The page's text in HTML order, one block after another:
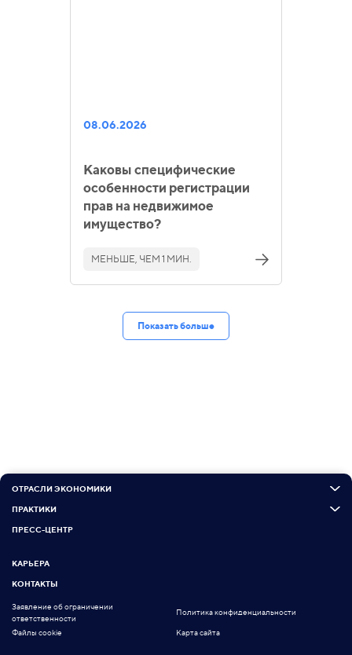
08.06.2026
Каковы специфические
особенности регистрации
прав на недвижимое
имущество?
МЕНЬШЕ, ЧЕМ 1 МИН.
Показать больше
ОТРАСЛИ ЭКОНОМИКИ
ПРАКТИКИ
ПРЕСС-ЦЕНТР
КАРЬЕРА
КОНТАКТЫ
Заявление об ограничении
ответственности
Политика конфиденциальности
Файлы cookie Карта сайта